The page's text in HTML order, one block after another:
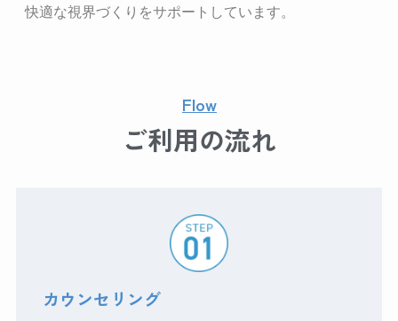
快適な視界づくりをサポートしています。
Flow
ご利用の流れ
カウンセリング